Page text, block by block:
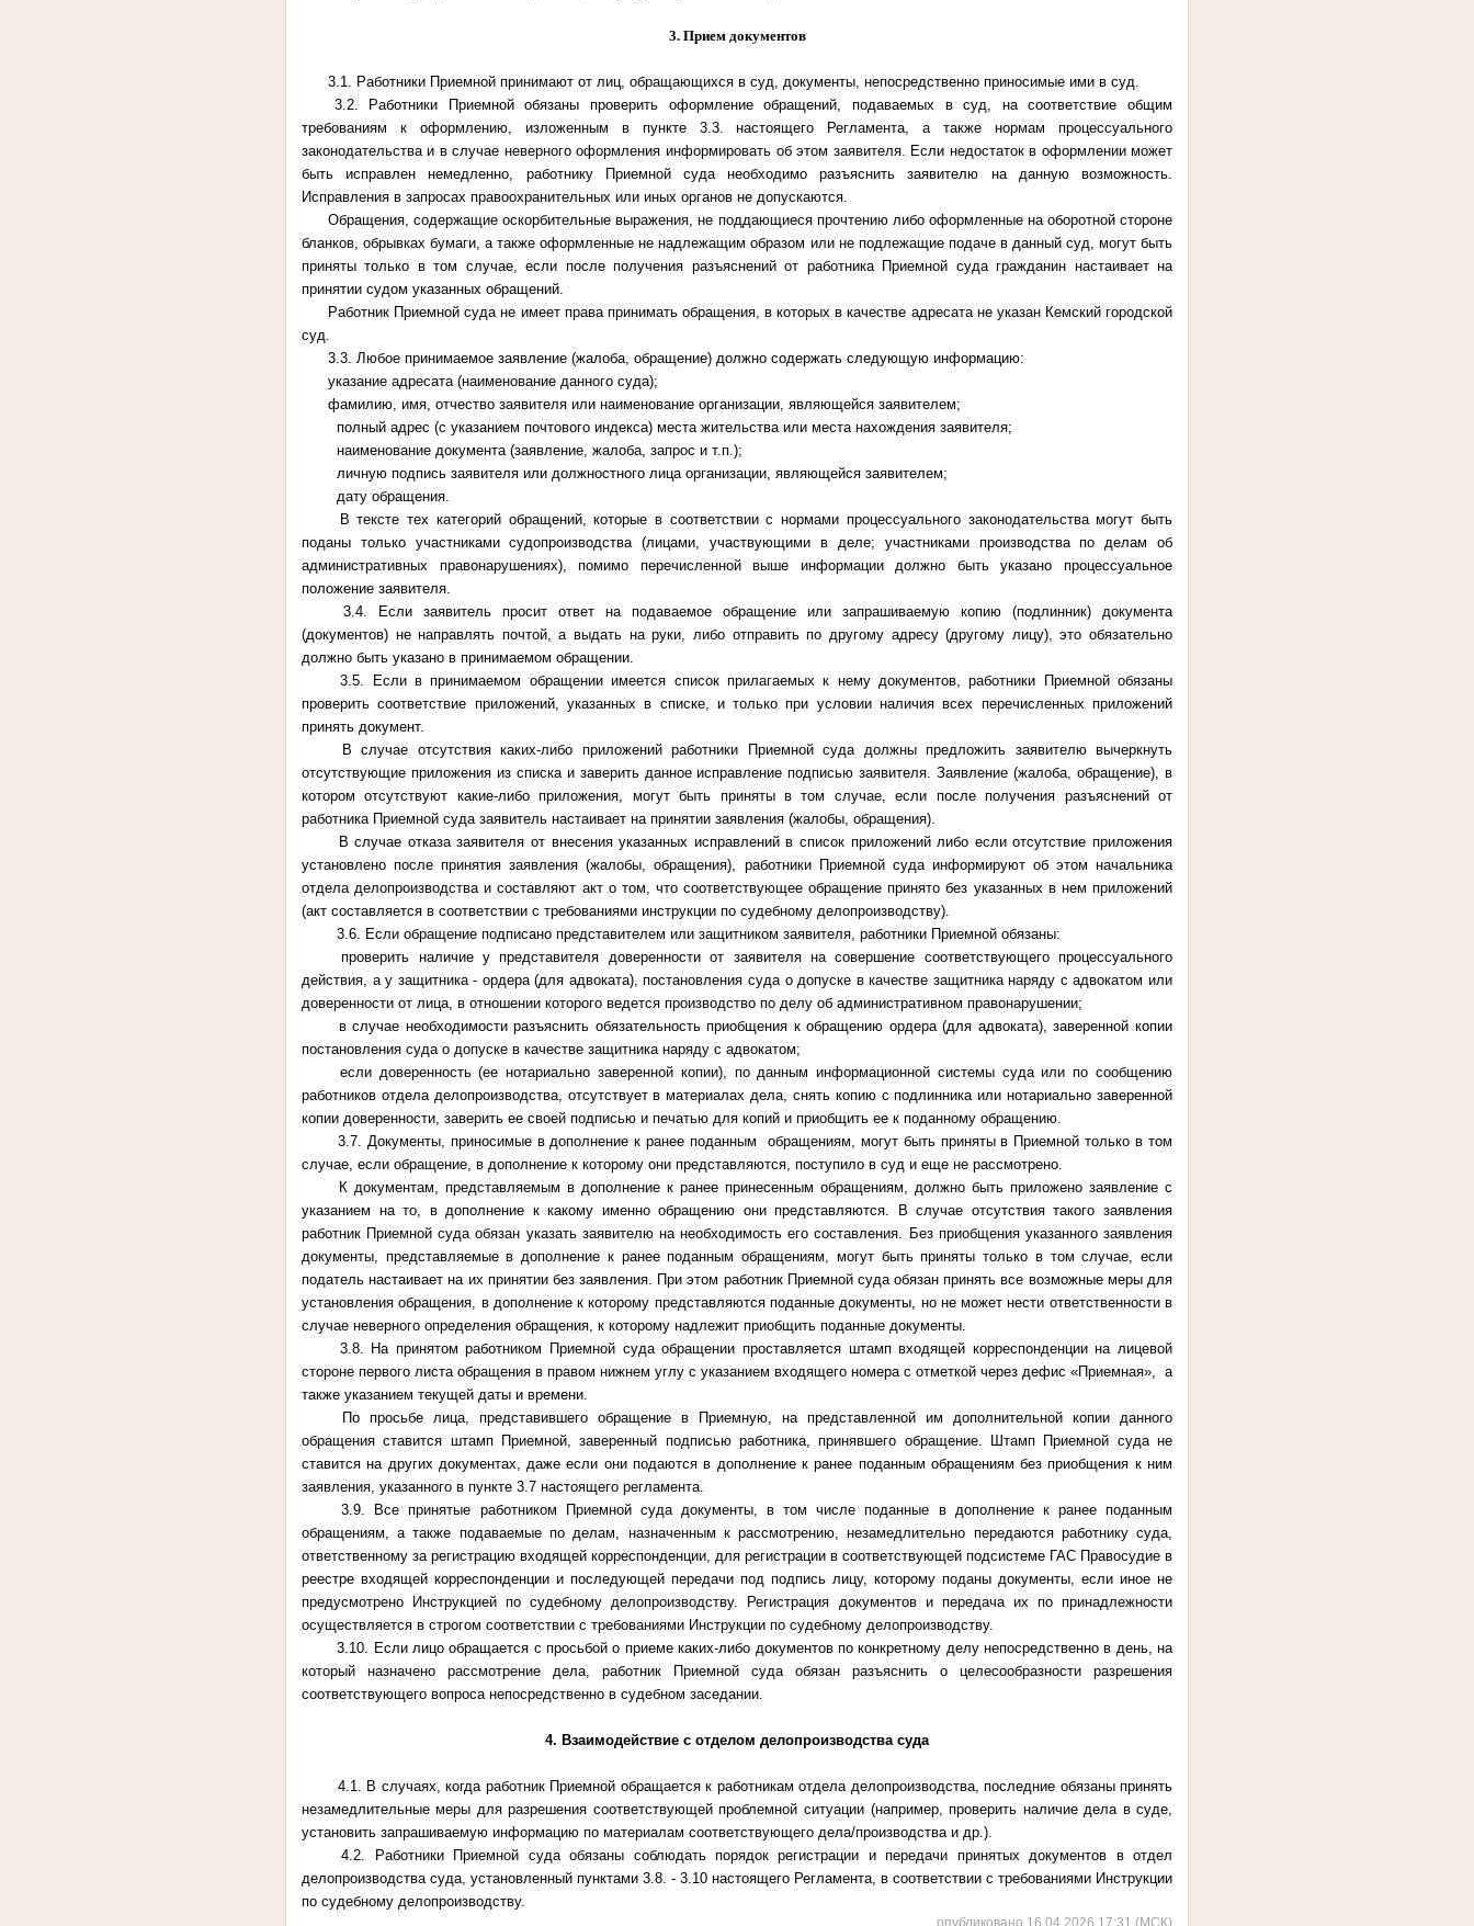
3. Прием документов
3.1. Работники Приемной принимают от лиц, обращающихся в суд, документы, непосредственно приносимые ими в суд.
3.2. Работники Приемной обязаны проверить оформление обращений, подаваемых в суд, на соответствие общим
требованиям к оформлению, изложенным в пункте 3.3. настоящего Регламента, а также нормам процессуального
законодательства и в случае неверного оформления информировать об этом заявителя. Если недостаток в оформлении может
быть исправлен немедленно, работнику Приемной суда необходимо разъяснить заявителю на данную возможность.
Исправления в запросах правоохранительных или иных органов не допускаются.
Обращения, содержащие оскорбительные выражения, не поддающиеся прочтению либо оформленные на оборотной стороне
бланков, обрывках бумаги, а также оформленные не надлежащим образом или не подлежащие подаче в данный суд, могут быть
приняты только в том случае, если после получения разъяснений от работника Приемной суда гражданин настаивает на
принятии судом указанных обращений.
Работник Приемной суда не имеет права принимать обращения, в которых в качестве адресата не указан Кемский городской
суд.
3.3. Любое принимаемое заявление (жалоба, обращение) должно содержать следующую информацию:
указание адресата (наименование данного суда);
фамилию, имя, отчество заявителя или наименование организации, являющейся заявителем;
полный адрес (с указанием почтового индекса) места жительства или места нахождения заявителя;
наименование документа (заявление, жалоба, запрос и т.п.);
личную подпись заявителя или должностного лица организации, являющейся заявителем;
дату обращения.
В тексте тех категорий обращений, которые в соответствии с нормами процессуального законодательства могут быть
поданы только участниками судопроизводства (лицами, участвующими в деле; участниками производства по делам об
административных правонарушениях), помимо перечисленной выше информации должно быть указано процессуальное
положение заявителя.
3.4. Если заявитель просит ответ на подаваемое обращение или запрашиваемую копию (подлинник) документа
(документов) не направлять почтой, а выдать на руки, либо отправить по другому адресу (другому лицу), это обязательно
должно быть указано в принимаемом обращении.
3.5. Если в принимаемом обращении имеется список прилагаемых к нему документов, работники Приемной обязаны
проверить соответствие приложений, указанных в списке, и только при условии наличия всех перечисленных приложений
принять документ.
В случае отсутствия каких-либо приложений работники Приемной суда должны предложить заявителю вычеркнуть
отсутствующие приложения из списка и заверить данное исправление подписью заявителя. Заявление (жалоба, обращение), в
котором отсутствуют какие-либо приложения, могут быть приняты в том случае, если после получения разъяснений от
работника Приемной суда заявитель настаивает на принятии заявления (жалобы, обращения).
В случае отказа заявителя от внесения указанных исправлений в список приложений либо если отсутствие приложения
установлено после принятия заявления (жалобы, обращения), работники Приемной суда информируют об этом начальника
отдела делопроизводства и составляют акт о том, что соответствующее обращение принято без указанных в нем приложений
(акт составляется в соответствии с требованиями инструкции по судебному делопроизводству).
3.6. Если обращение подписано представителем или защитником заявителя, работники Приемной обязаны:
проверить наличие у представителя доверенности от заявителя на совершение соответствующего процессуального
действия, а у защитника - ордера (для адвоката), постановления суда о допуске в качестве защитника наряду с адвокатом или
доверенности от лица, в отношении которого ведется производство по делу об административном правонарушении;
в случае необходимости разъяснить обязательность приобщения к обращению ордера (для адвоката), заверенной копии
постановления суда о допуске в качестве защитника наряду с адвокатом;
если доверенность (ее нотариально заверенной копии), по данным информационной системы суда или по сообщению
работников отдела делопроизводства, отсутствует в материалах дела, снять копию с подлинника или нотариально заверенной
копии доверенности, заверить ее своей подписью и печатью для копий и приобщить ее к поданному обращению.
3.7. Документы, приносимые в дополнение к ранее поданным обращениям, могут быть приняты в Приемной только в том
случае, если обращение, в дополнение к которому они представляются, поступило в суд и еще не рассмотрено.
К документам, представляемым в дополнение к ранее принесенным обращениям, должно быть приложено заявление с
указанием на то, в дополнение к какому именно обращению они представляются. В случае отсутствия такого заявления
работник Приемной суда обязан указать заявителю на необходимость его составления. Без приобщения указанного заявления
документы, представляемые в дополнение к ранее поданным обращениям, могут быть приняты только в том случае, если
податель настаивает на их принятии без заявления. При этом работник Приемной суда обязан принять все возможные меры для
установления обращения, в дополнение к которому представляются поданные документы, но не может нести ответственности в
случае неверного определения обращения, к которому надлежит приобщить поданные документы.
3.8. На принятом работником Приемной суда обращении проставляется штамп входящей корреспонденции на лицевой
стороне первого листа обращения в правом нижнем углу с указанием входящего номера с отметкой через дефис «Приемная», а
также указанием текущей даты и времени.
По просьбе лица, представившего обращение в Приемную, на представленной им дополнительной копии данного
обращения ставится штамп Приемной, заверенный подписью работника, принявшего обращение. Штамп Приемной суда не
ставится на других документах, даже если они подаются в дополнение к ранее поданным обращениям без приобщения к ним
заявления, указанного в пункте 3.7 настоящего регламента.
3.9. Все принятые работником Приемной суда документы, в том числе поданные в дополнение к ранее поданным
обращениям, а также подаваемые по делам, назначенным к рассмотрению, незамедлительно передаются работнику суда,
ответственному за регистрацию входящей корреспонденции, для регистрации в соответствующей подсистеме ГАС Правосудие в
реестре входящей корреспонденции и последующей передачи под подпись лицу, которому поданы документы, если иное не
предусмотрено Инструкцией по судебному делопроизводству. Регистрация документов и передача их по принадлежности
осуществляется в строгом соответствии с требованиями Инструкции по судебному делопроизводству.
3.10. Если лицо обращается с просьбой о приеме каких-либо документов по конкретному делу непосредственно в день, на
который назначено рассмотрение дела, работник Приемной суда обязан разъяснить о целесообразности разрешения
соответствующего вопроса непосредственно в судебном заседании.
4. Взаимодействие с отделом делопроизводства суда
4.1. В случаях, когда работник Приемной обращается к работникам отдела делопроизводства, последние обязаны принять
незамедлительные меры для разрешения соответствующей проблемной ситуации (например, проверить наличие дела в суде,
установить запрашиваемую информацию по материалам соответствующего дела/производства и др.).
4.2. Работники Приемной суда обязаны соблюдать порядок регистрации и передачи принятых документов в отдел
делопроизводства суда, установленный пунктами 3.8. - 3.10 настоящего Регламента, в соответствии с требованиями Инструкции
по судебному делопроизводству.
опубликовано 16.04.2026 17:31 (МСК)